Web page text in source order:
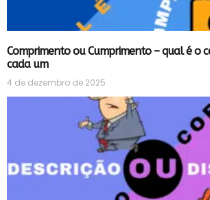
Comprimento ou Cumprimento – qual é o
cada um
4 de dezembro de 2025